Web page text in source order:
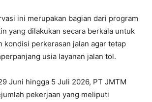
ini merupakan bagian dari program
yang dilakukan secara berkala untuk
kondisi perkerasan jalan agar tetap
usia layanan jalan tol.
Juni hingga 5 Juli 2026, PT JMTM
pekerjaan yang meliputi